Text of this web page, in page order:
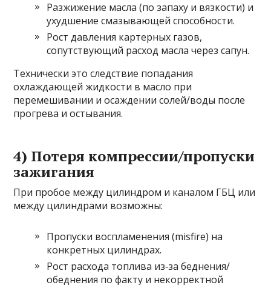
Разжижение масла (по запаху и вязкости) и
ухудшение смазывающей способности.
Рост давления картерных газов,
сопутствующий расход масла через сапун.
Технически это следствие попадания
охлаждающей жидкости в масло при
перемешивании и осаждении солей/воды после
прогрева и остывания.
4) Потеря компрессии/пропуски
зажигания
При пробое между цилиндром и каналом ГБЦ или
между цилиндрами возможны:
Пропуски воспламенения (misfire) на
конкретных цилиндрах.
Рост расхода топлива из‑за беднения/
обеднения по факту и некорректной